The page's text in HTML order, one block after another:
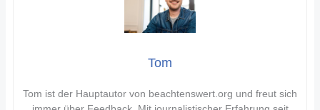
Tom
Tom ist der Hauptautor von beachtenswert.org und freut sich